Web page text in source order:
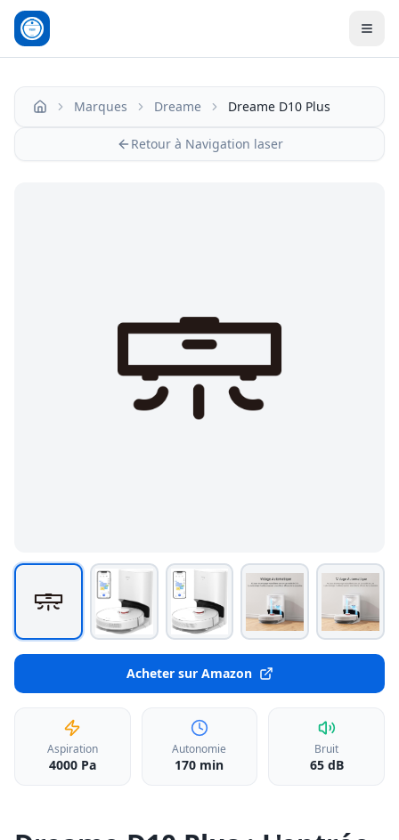
Accueil Marques Dreame Dreame D10 Plus
Retour à Navigation laser
Acheter sur Amazon
Aspiration
4000 Pa
Autonomie
170 min
Bruit
65 dB